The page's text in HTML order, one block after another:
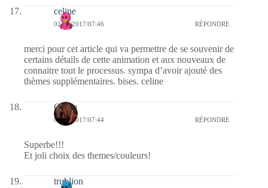
celine
02/01/2017/07:46 RÉPONDRE
merci pour cet article qui va permettre de se souvenir de
certains détails de cette animation et aux nouveaux de
connaitre tout le processus. sympa d’avoir ajouté des
thèmes supplémentaires. bises. celine
Carrie
02/01/2017/07:44 RÉPONDRE
Superbe!!!
Et joli choix des themes/couleurs!
trublion